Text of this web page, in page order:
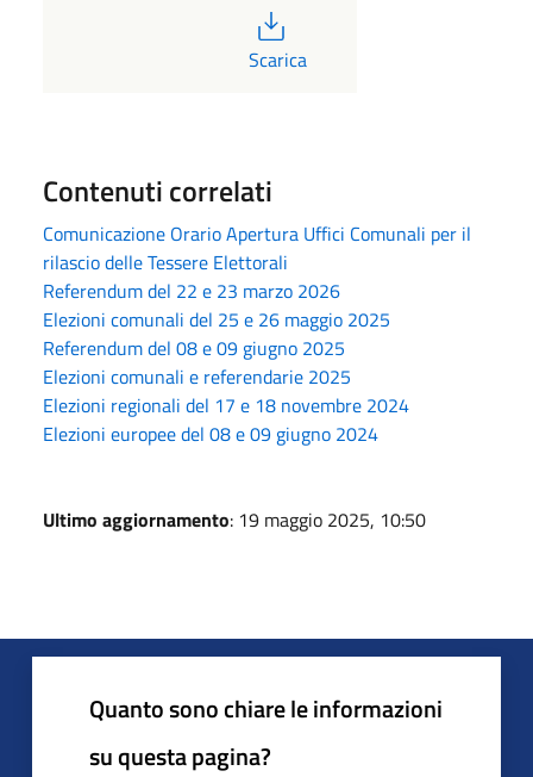
PDF
Scarica
Contenuti correlati
Comunicazione Orario Apertura Uffici Comunali per il
rilascio delle Tessere Elettorali
Referendum del 22 e 23 marzo 2026
Elezioni comunali del 25 e 26 maggio 2025
Referendum del 08 e 09 giugno 2025
Elezioni comunali e referendarie 2025
Elezioni regionali del 17 e 18 novembre 2024
Elezioni europee del 08 e 09 giugno 2024
Ultimo aggiornamento: 19 maggio 2025, 10:50
Quanto sono chiare le informazioni
su questa pagina?